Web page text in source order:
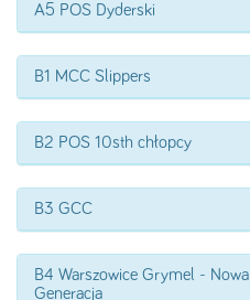
A5 POS Dyderski
B1 MCC Slippers
B2 POS 10sth chłopcy
B3 GCC
B4 Warszowice Grymel - Nowa
Generacja